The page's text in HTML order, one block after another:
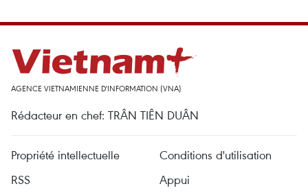
AGENCE VIETNAMIENNE D'INFORMATION (VNA)
Rédacteur en chef: TRÂN TIÊN DUÂN
Propriété intellectuelle
Conditions d'utilisation
RSS
Appui